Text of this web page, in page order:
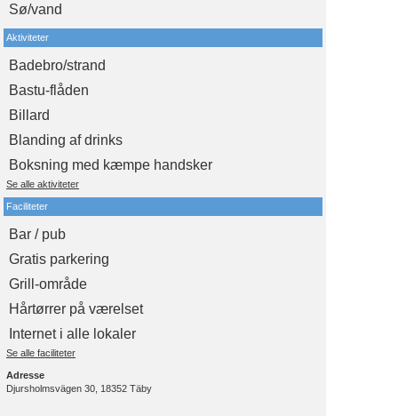
Sø/vand
Aktiviteter
Badebro/strand
Bastu-flåden
Billard
Blanding af drinks
Boksning med kæmpe handsker
Se alle aktiviteter
Faciliteter
Bar / pub
Gratis parkering
Grill-område
Hårtørrer på værelset
Internet i alle lokaler
Se alle faciliteter
Adresse
Djursholmsvägen 30, 18352 Täby